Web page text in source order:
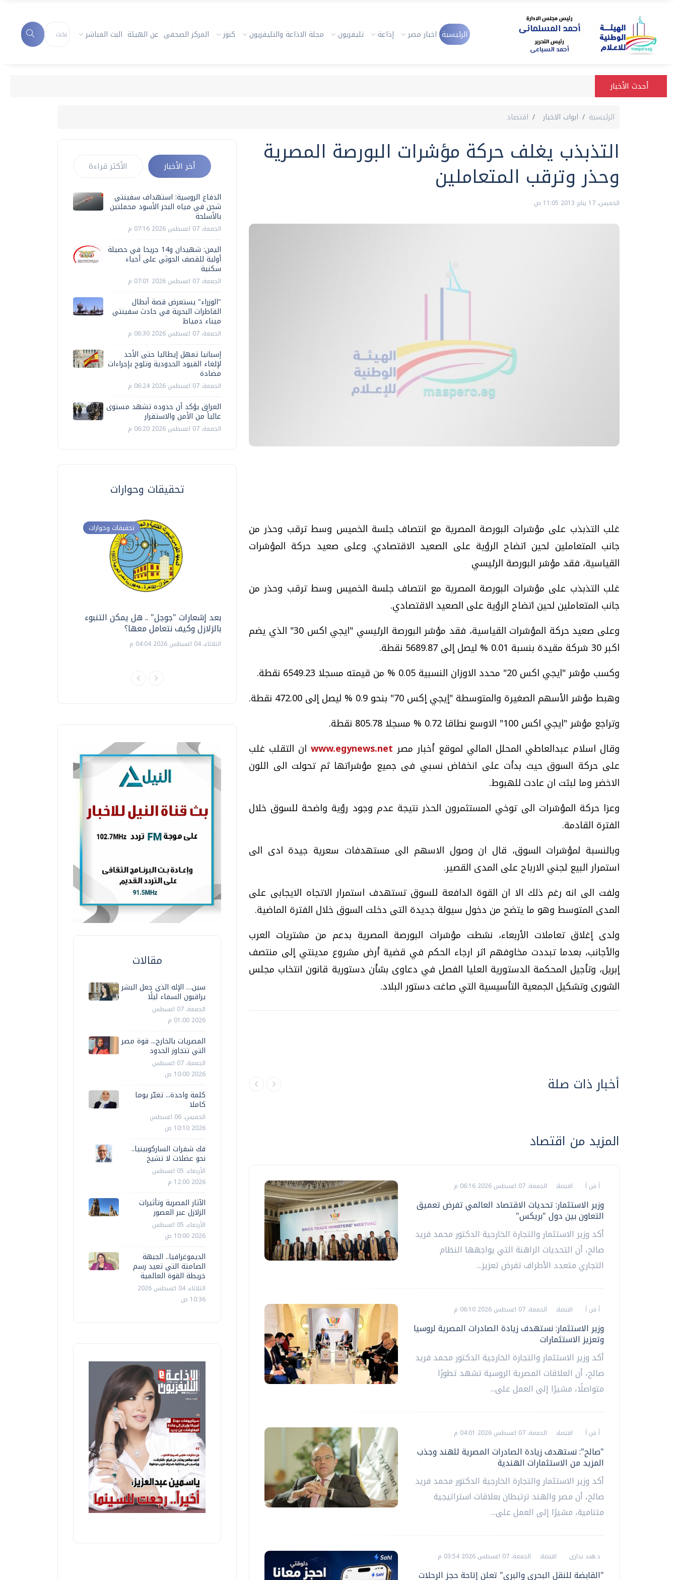
الرئيسية اخبار مصر إذاعة تليفزيون مجلة الاذاعة والتليفزيون كنوز المركز الصحفى عن الهيئة البث المباشر
أحدث الأخبار
الرئيسية ابواب الاخبار اقتصاد
التذبذب يغلف حركة مؤشرات البورصة المصرية
وحذر وترقب المتعاملين
الخميس، 17 يناير 2013 11:05 ص
غلب التذبذب على مؤشرات البورصة المصرية مع انتصاف جلسة الخميس وسط ترقب وحذر من
جانب المتعاملين لحين اتضاح الرؤية على الصعيد الاقتصادي. وعلى صعيد حركة المؤشرات
القياسية، فقد مؤشر البورصة الرئيسي
غلب التذبذب على مؤشرات البورصة المصرية مع انتصاف جلسة الخميس وسط ترقب وحذر من
جانب المتعاملين لحين اتضاح الرؤية على الصعيد الاقتصادي.
وعلى صعيد حركة المؤشرات القياسية، فقد مؤشر البورصة الرئيسي "ايجي اكس 30" الذي يضم
اكبر 30 شركة مقيدة بنسبة 0.01 % ليصل إلى 5689.87 نقطة.
وكسب مؤشر "ايجي اكس 20" محدد الاوزان النسبية 0.05 % من قيمته مسجلا 6549.23 نقطة.
وهبط مؤشر الأسهم الصغيرة والمتوسطة "إيجي إكس 70" بنحو 0.9 % ليصل إلى 472.00 نقطة.
وتراجع مؤشر "ايجي اكس 100" الاوسع نطاقا 0.72 % مسجلا 805.78 نقطة.
وقال اسلام عبدالعاطي المحلل المالي لموقع أخبار مصر www.egynews.netان التقلب غلب
على حركة السوق حيث بدأت على انخفاض نسبي فى جميع مؤشراتها ثم تحولت الى اللون
الاخضر وما لبثت ان عادت للهبوط.
وعزا حركة المؤشرات الى توخي المستثمرون الحذر نتيجة عدم وجود رؤية واضحة للسوق خلال
الفترة القادمة.
وبالنسبة لمؤشرات السوق، قال ان وصول الاسهم الى مستهدفات سعرية جيدة ادى الى
استمرار البيع لجني الارباح على المدى القصير.
ولفت الى انه رغم ذلك الا ان القوة الدافعة للسوق تستهدف استمرار الاتجاه الايجابى على
المدى المتوسط وهو ما يتضح من دخول سيولة جديدة التى دخلت السوق خلال الفترة الماضية.
ولدى إغلاق تعاملات الأربعاء، نشطت مؤشرات البورصة المصرية بدعم من مشتريات العرب
والأجانب، بعدما تبددت مخاوفهم اثر ارجاء الحكم في قضية أرض مشروع مدينتي إلى منتصف
إبريل، وتأجيل المحكمة الدستورية العليا الفصل في دعاوى بشأن دستورية قانون انتخاب مجلس
الشورى وتشكيل الجمعية التأسيسية التي صاغت دستور البلاد.
أخبار ذات صلة
المزيد من اقتصاد
أ ش أ اقتصاد الجمعة، 07 اغسطس 2026 06:16 م
وزير الاستثمار: تحديات الاقتصاد العالمي تفرض تعميق
التعاون بين دول "بريكس"
أكد وزير الاستثمار والتجارة الخارجية الدكتور محمد فريد
صالح، أن التحديات الراهنة التي يواجهها النظام
التجاري متعدد الأطراف تفرض تعزيز...
أ ش أ اقتصاد الجمعة، 07 اغسطس 2026 06:10 م
وزير الاستثمار: نستهدف زيادة الصادرات المصرية لروسيا
وتعزيز الاستثمارات
أكد وزير الاستثمار والتجارة الخارجية الدكتور محمد فريد
صالح، أن العلاقات المصرية الروسية تشهد تطورًا
متواصلًا، مشيرًا إلى العمل على...
أ ش أ اقتصاد الجمعة، 07 اغسطس 2026 04:01 م
"صالح": نستهدف زيادة الصادرات المصرية للهند وجذب
المزيد من الاستثمارات الهندية
أكد وزير الاستثمار والتجارة الخارجية الدكتور محمد فريد
صالح، أن مصر والهند ترتبطان بعلاقات استراتيجية
متنامية، مشيرًا إلى العمل على...
د.هند بدارى اقتصاد الجمعة، 07 اغسطس 2026 03:54 م
"القابضة للنقل البحري والبري" تعلن إتاحة حجز الرحلات
أخر الأخبار الأكثر قراءة
الدفاع الروسية: استهداف سفينتي
شحن في مياه البحر الأسود محملتين
بالأسلحة
الجمعة، 07 اغسطس 2026 07:16 م
اليمن: شهيدان و14 جريحا في حصيلة
أولية للقصف الحوثي على أحياء
سكنية
الجمعة، 07 اغسطس 2026 07:01 م
"الوزراء" يستعرض قصة أبطال
القاطرات البحرية في حادث سفينتي
ميناء دمياط
الجمعة، 07 اغسطس 2026 06:30 م
إسبانيا تمهل إيطاليا حتى الأحد
لإلغاء القيود الحدودية وتلوح بإجراءات
مضادة
الجمعة، 07 اغسطس 2026 06:24 م
العراق يؤكد أن حدوده تشهد مستوى
عالياً من الأمن والاستقرار
الجمعة، 07 اغسطس 2026 06:20 م
تحقيقات وحوارات
تحقيقات وحوارات
بعد إشعارات "جوجل" .. هل يمكن التنبوء
بالزلازل وكيف نتعامل معها؟
الثلاثاء، 04 اغسطس 2026 04:04 م
تحقيقات وحوارات
وإجابات
تحقيقات وحوارات
فيديو.. الإعلام الرقمي.. تقنيات واعدة
وتحديات هائلة
الخميس، 30 يوليو 2026 01:09 م
تحقيقات وحوارات
مقالات
سين… الإله الذي جعل البشر
يراقبون السماء ليلًا
الجمعة، 07 اغسطس
2026 01:00 م
المصريات بالخارج... قوة مصر
التي تتجاوز الحدود
الجمعة، 07 اغسطس
2026 10:00 ص
كلمة واحدة... تغيّر يوما
كاملا
الخميس، 06 اغسطس
2026 10:10 ص
فك شفرات الساركوبينيا..
نحو عضلات لا تشيخ
الأربعاء، 05 اغسطس
2026 12:00 م
الآثار المصرية وتأثيرات
الزلازل عبر العصور
الأربعاء، 05 اغسطس
2026 10:00 ص
الديموغرافيا.. الجبهة
الصامتة التي تعيد رسم
خريطة القوة العالمية
الثلاثاء، 04 اغسطس 2026
10:36 ص